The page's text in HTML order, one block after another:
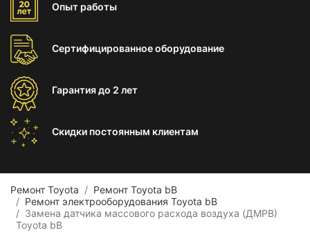
Опыт работы
Сертифицированноеоборудование
Гарантиядо 2 лет
Скидки постоянным клиентам
Ремонт Toyota
Ремонт Toyota bB
Ремонт электрооборудования Toyota bB
Замена датчика массового расхода воздуха (ДМРВ)
Toyota bB